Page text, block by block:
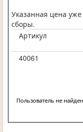
Указанная цена
сборы.
Артикул
40061
Пользователь не найден